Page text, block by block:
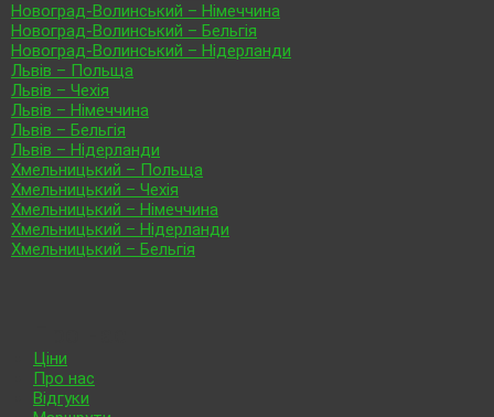
Новоград-Волинський – Німеччина
Новоград-Волинський – Бельгія
Новоград-Волинський – Нідерланди
Львів – Польща
Львів – Чехія
Львів – Німеччина
Львів – Бельгія
Львів – Нідерланди
Хмельницький – Польща
Хмельницький – Чехія
Хмельницький – Німеччина
Хмельницький – Нідерланди
Хмельницький – Бельгія
Ціни
Про нас
Відгуки